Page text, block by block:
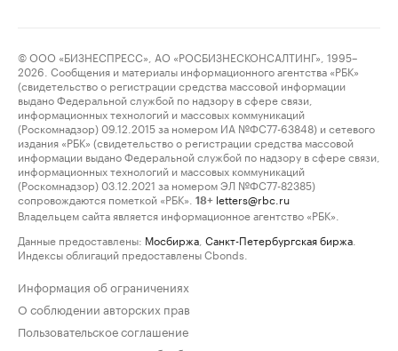
© ООО «БИЗНЕСПРЕСС», АО «РОСБИЗНЕСКОНСАЛТИНГ», 1995–
2026. Сообщения и материалы информационного агентства «РБК»
(свидетельство о регистрации средства массовой информации
выдано Федеральной службой по надзору в сфере связи,
информационных технологий и массовых коммуникаций
(Роскомнадзор) 09.12.2015 за номером ИА №ФС77-63848) и сетевого
издания «РБК» (свидетельство о регистрации средства массовой
информации выдано Федеральной службой по надзору в сфере связи,
информационных технологий и массовых коммуникаций
(Роскомнадзор) 03.12.2021 за номером ЭЛ №ФС77-82385)
сопровождаются пометкой «РБК».
18+ letters@rbc.ru
Владельцем сайта является информационное агентство «РБК».
Данные предоставлены: Мосбиржа Санкт-Петербургская биржа
Индексы облигаций предоставлены Cbonds.
Информация об ограничениях
О соблюдении авторских прав
Пользовательское соглашение